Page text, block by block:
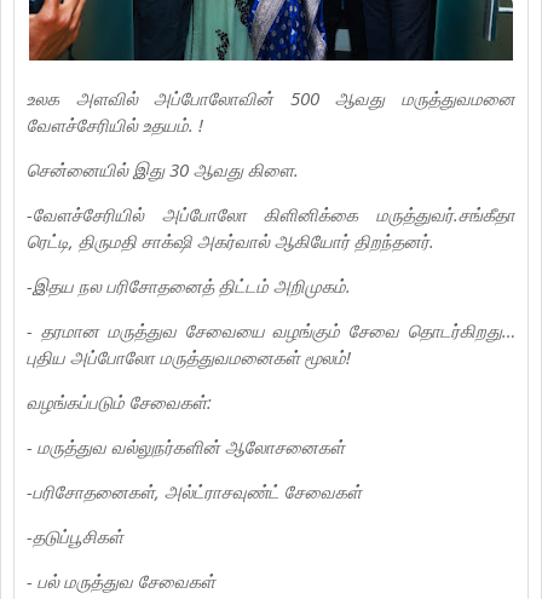
உலக அளவில் அப்போலோவின் 500 ஆவது மருத்துவமனை
வேளச்சேரியில் உதயம். !
சென்னையில் இது 30 ஆவது கிளை.
-வேளச்சேரியில் அப்போலோ கிளினிக்கை மருத்துவர்.சங்கீதா
ரெட்டி, திருமதி சாக்‌ஷி அகர்வால் ஆகியோர் திறந்தனர்.
-இதய நல பரிசோதனைத் திட்டம் அறிமுகம்.
- தரமான மருத்துவ சேவையை வழங்கும் சேவை தொடர்கிறது…
புதிய அப்போலோ மருத்துவமனைகள் மூலம்!
வழங்கப்படும் சேவைகள்:
- மருத்துவ வல்லுநர்களின் ஆலோசனைகள்
-பரிசோதனைகள், அல்ட்ராசவுண்ட் சேவைகள்
-தடுப்பூசிகள்
- பல் மருத்துவ சேவைகள்